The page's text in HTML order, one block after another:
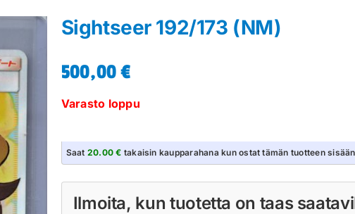
Sightseer 192/173 (NM)
500,00€
Varasto loppu
Saat 20.00 € takaisin kaupparahana kun ostat tämän tuotteen
Ilmoita, kun tuotetta on taas